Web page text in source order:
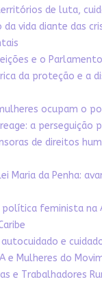
de luta,
vida diante das
e o
da proteção e a
ocupam o
a perseguição
de direitos
Maria da Penha:
política feminista na
autocuidado e
e Mulheres do
e Trabalhadores